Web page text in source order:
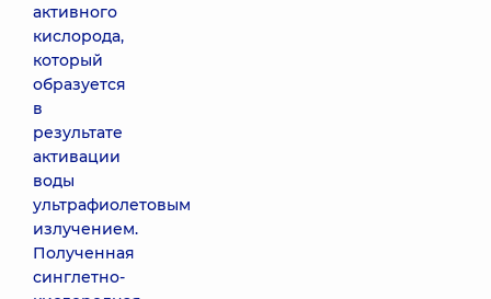
активного
кислорода,
который
образуется
в
результате
активации
воды
ультрафиолетовым
излучением.
Полученная
синглетно-